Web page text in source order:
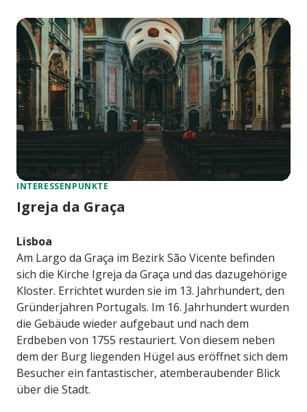
INTERESSENPUNKTE
Igreja da Graça
Lisboa
Am Largo da Graça im Bezirk São Vicente befinden
sich die Kirche Igreja da Graça und das dazugehörige
Kloster. Errichtet wurden sie im 13. Jahrhundert, den
Gründerjahren Portugals. Im 16. Jahrhundert wurden
die Gebäude wieder aufgebaut und nach dem
Erdbeben von 1755 restauriert. Von diesem neben
dem der Burg liegenden Hügel aus eröffnet sich dem
Besucher ein fantastischer, atemberaubender Blick
über die Stadt.